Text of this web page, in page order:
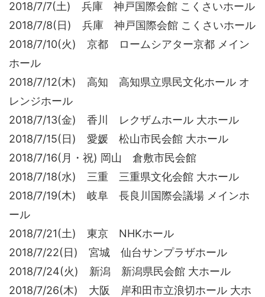
2018/7/7(土) 兵庫 神戸国際会館 こくさいホール
2018/7/8(日) 兵庫 神戸国際会館 こくさいホール
2018/7/10(火) 京都 ロームシアター京都 メイン
ホール
2018/7/12(木) 高知 高知県立県民文化ホール オ
レンジホール
2018/7/13(金) 香川 レクザムホール 大ホール
2018/7/15(日) 愛媛 松山市民会館 大ホール
2018/7/16(月・祝) 岡山 倉敷市民会館
2018/7/18(水) 三重 三重県文化会館 大ホール
2018/7/19(木) 岐阜 長良川国際会議場 メインホ
ール
2018/7/21(土) 東京 NHKホール
2018/7/22(日) 宮城 仙台サンプラザホール
2018/7/24(火) 新潟 新潟県民会館 大ホール
2018/7/26(木) 大阪 岸和田市立浪切ホール 大ホ